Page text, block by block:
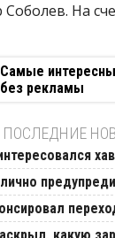
Соболев. На
Самые
без рекламы
ПОСЛЕДНИЕ